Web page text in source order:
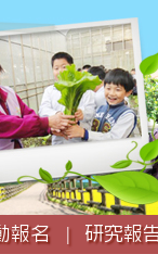
報名 | 研究報